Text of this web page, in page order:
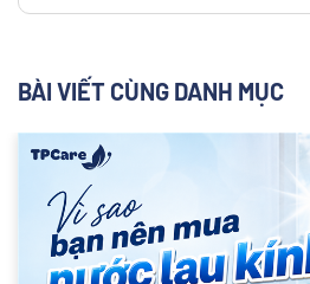
BÀI VIẾT CÙNG DANH MỤC